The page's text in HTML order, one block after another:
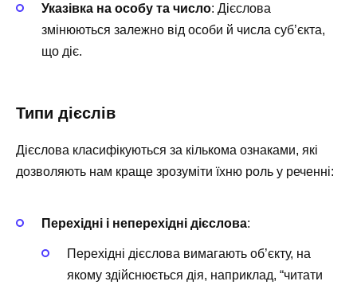
Указівка на особу та число: Дієслова
змінюються залежно від особи й числа суб’єкта,
що діє.
Типи дієслів
Дієслова класифікуються за кількома ознаками, які
дозволяють нам краще зрозуміти їхню роль у реченні:
Перехідні і неперехідні дієслова:
Перехідні дієслова вимагають об’єкту, на
якому здійснюється дія, наприклад, “читати